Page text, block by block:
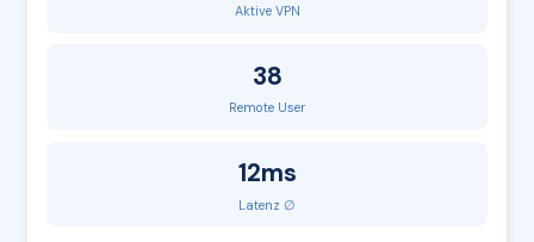
Aktive VPN
38
Remote User
12ms
Latenz ∅